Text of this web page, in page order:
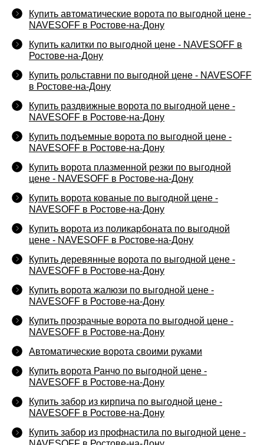
Купить автоматические ворота по выгодной цене -
NAVESOFF в Ростове-на-Дону
Купить калитки по выгодной цене - NAVESOFF в
Ростове-на-Дону
Купить рольставни по выгодной цене - NAVESOFF
в Ростове-на-Дону
Купить раздвижные ворота по выгодной цене -
NAVESOFF в Ростове-на-Дону
Купить подъемные ворота по выгодной цене -
NAVESOFF в Ростове-на-Дону
Купить ворота плазменной резки по выгодной
цене - NAVESOFF в Ростове-на-Дону
Купить ворота кованые по выгодной цене -
NAVESOFF в Ростове-на-Дону
Купить ворота из поликарбоната по выгодной
цене - NAVESOFF в Ростове-на-Дону
Купить деревянные ворота по выгодной цене -
NAVESOFF в Ростове-на-Дону
Купить ворота жалюзи по выгодной цене -
NAVESOFF в Ростове-на-Дону
Купить прозрачные ворота по выгодной цене -
NAVESOFF в Ростове-на-Дону
Автоматические ворота своими руками
Купить ворота Ранчо по выгодной цене -
NAVESOFF в Ростове-на-Дону
Купить забор из кирпича по выгодной цене -
NAVESOFF в Ростове-на-Дону
Купить забор из профнастила по выгодной цене -